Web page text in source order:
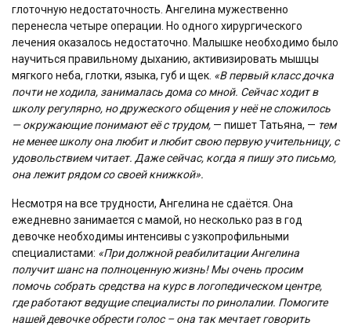
глоточную недостаточность. Ангелина мужественно
перенесла четыре операции. Но одного хирургического
лечения оказалось недостаточно. Малышке необходимо было
научиться правильному дыханию, активизировать мышцы
мягкого неба, глотки, языка, губ и щек. «В первый класс дочка
почти не ходила, занималась дома со мной. Сейчас ходит в
школу регулярно, но дружеского общения у неё не сложилось
— окружающие понимают её с трудом, — пишет Татьяна, — тем
не менее школу она любит и любит свою первую учительницу, с
удовольствием читает. Даже сейчас, когда я пишу это письмо,
она лежит рядом со своей книжкой».
Несмотря на все трудности, Ангелина не сдаётся. Она
ежедневно занимается с мамой, но несколько раз в год
девочке необходимы интенсивы с узкопрофильными
специалистами: «При должной реабилитации Ангелина
получит шанс на полноценную жизнь! Мы очень просим
помочь собрать средства на курс в логопедическом центре,
где работают ведущие специалисты по ринолалии. Помогите
нашей девочке обрести голос – она так мечтает говорить